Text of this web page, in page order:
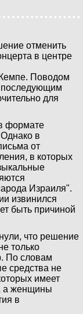
отменить
в центре
Поводом
последующим
для
формате
в
от
в которых
Израиля".
извинился
быть причиной
что решение
только
По словам
средства не
имеет
а женщины
в